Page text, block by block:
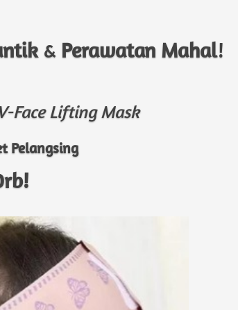
& Perawatan Mahal!
Face Lifting Mask
Pelangsing